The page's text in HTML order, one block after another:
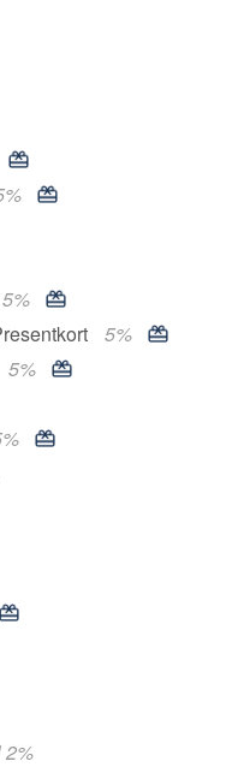
5%
5%
5%
2%